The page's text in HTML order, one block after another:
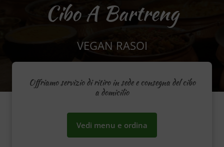
Cibo A Bartreng
VEGAN RASOI
Offriamo servizio di ritiro in sede e consegna del cibo
a domicilio
Vedi menu e ordina